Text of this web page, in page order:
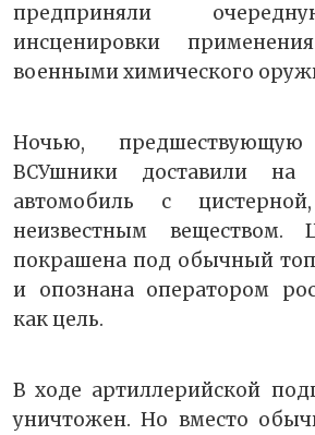
предприняли
инсценировки
военными химического
Ночью, предшествующую
ВСУшники доставили на
автомобиль с
неизвестным веществом.
покрашена под обычный
и опознана оператором
как цель.
В ходе артиллерийской
уничтожен. Но вместо